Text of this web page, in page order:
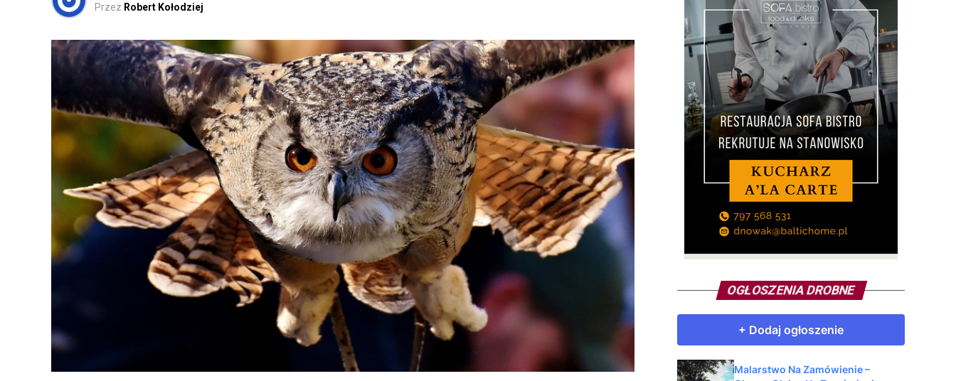
Przez Robert Kołodziej
OGŁOSZENIA DROBNE